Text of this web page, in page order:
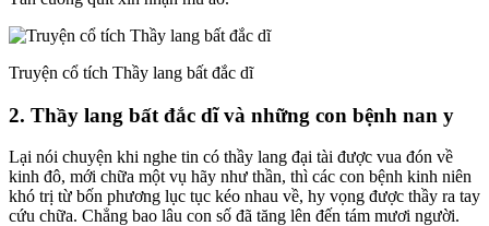
Truyện cổ tích Thầy lang bất đắc dĩ
2. Thầy lang bất đắc dĩ và những con bệnh nan y
Lại nói chuyện khi nghe tin có thầy lang đại tài được vua đón về
kinh đô, mới chữa một vụ hãy như thần, thì các con bệnh kinh niên
khó trị từ bốn phương lục tục kéo nhau về, hy vọng được thầy ra tay
cứu chữa. Chẳng bao lâu con số đã tăng lên đến tám mươi người.